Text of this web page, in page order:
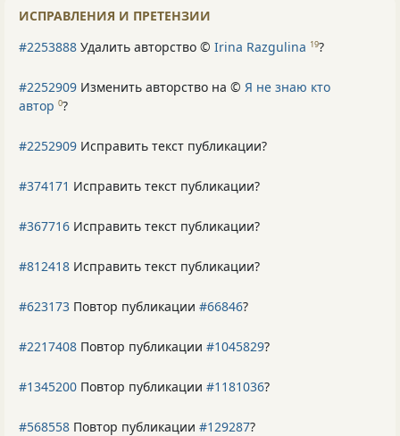
ИСПРАВЛЕНИЯ И ПРЕТЕНЗИИ
#2253888 Удалить авторство © Irina Razgulina 19?
#2252909 Изменить авторство на © Я не знаю кто
автор 0?
#2252909 Исправить текст публикации?
#374171 Исправить текст публикации?
#367716 Исправить текст публикации?
#812418 Исправить текст публикации?
#623173 Повтор публикации #66846?
#2217408 Повтор публикации #1045829?
#1345200 Повтор публикации #1181036?
#568558 Повтор публикации #129287?